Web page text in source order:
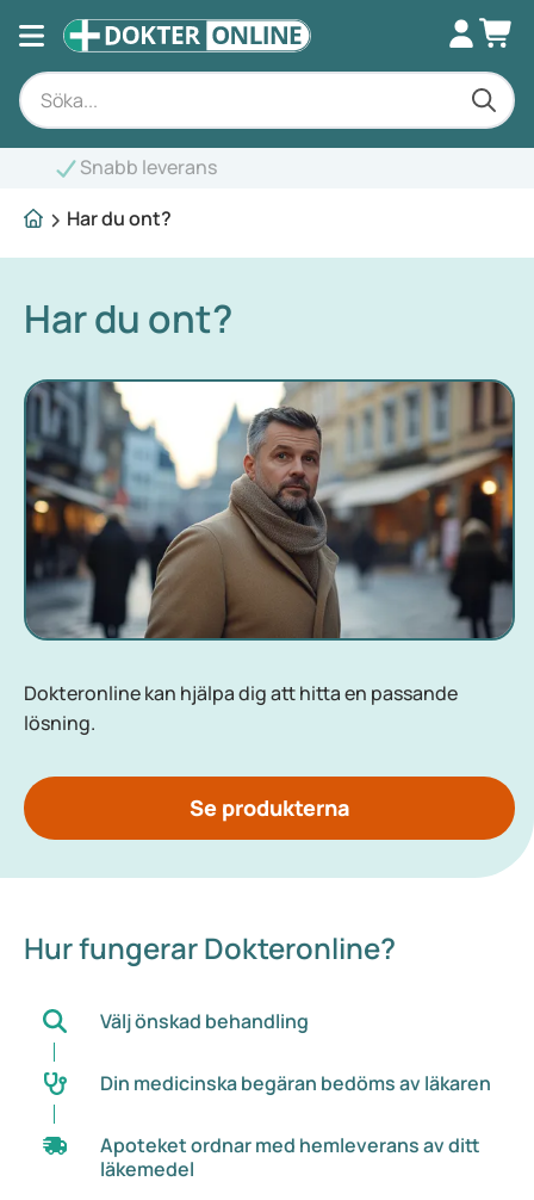
leverans
Har du ont?
Har du ont?
Dokteronline kan hjälpa dig att hitta en passande
lösning.
Se produkterna
Hur fungerar Dokteronline?
Välj önskad behandling
Din medicinska begäran bedöms av läkaren
Apoteket ordnar med hemleverans av ditt
läkemedel